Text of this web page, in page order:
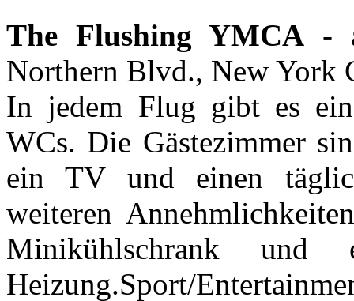
The Flushing YMCA -
Northern Blvd., New York
In jedem Flug gibt es ein
WCs. Die Gästezimmer
ein TV und einen
weiteren
Minikühlschrank und
Heizung.Sport/